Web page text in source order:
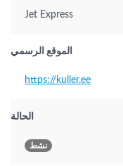
Jet Express
الموقع الرسمي
https://kuller.ee
الحالة
نشط